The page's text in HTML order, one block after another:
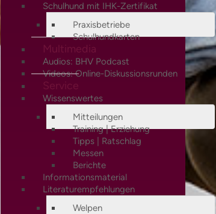
Schulhund mit IHK-Zertifikat
Praxisbetriebe
Schulhundkarten
Multimedia
Audios: BHV Podcast
Videos: Online-Diskussionsrunden
Service
Wissenswertes
Mitteilungen
Training | Erziehung
Tipps | Ratschlag
Messen
Berichte
Informationsmaterial
Literaturempfehlungen
Welpen